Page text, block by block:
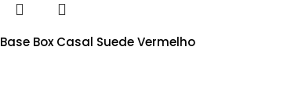
Base Box Casal Suede Vermelho